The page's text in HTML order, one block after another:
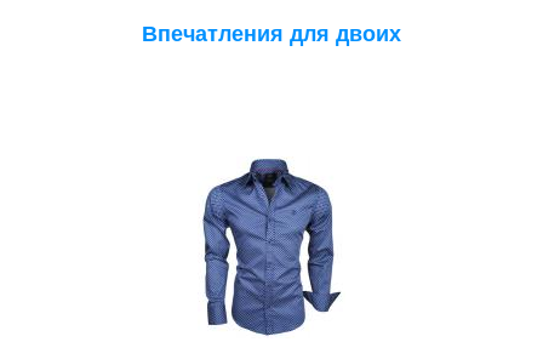
Впечатления для двоих